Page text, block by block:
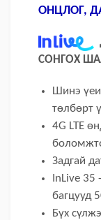
ОНЦЛОГ,
СОНГОХ
Шинэ
төлбөрт
4G LTE
Задгай
InLive 35
багцууд
Бүх